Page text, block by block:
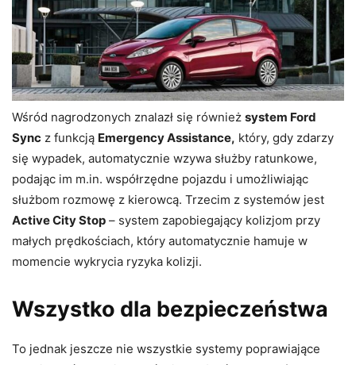
Wśród nagrodzonych znalazł się również system Ford
Sync z funkcją Emergency Assistance, który, gdy zdarzy
się wypadek, automatycznie wzywa służby ratunkowe,
podając im m.in. współrzędne pojazdu i umożliwiając
służbom rozmowę z kierowcą. Trzecim z systemów jest
Active City Stop – system zapobiegający kolizjom przy
małych prędkościach, który automatycznie hamuje w
momencie wykrycia ryzyka kolizji.
Wszystko dla bezpieczeństwa
To jednak jeszcze nie wszystkie systemy poprawiające